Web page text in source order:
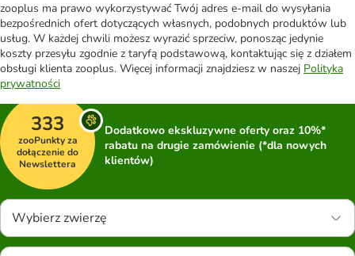
zooplus ma prawo wykorzystywać Twój adres e-mail do wysyłania
bezpośrednich ofert dotyczących własnych, podobnych produktów lub
usług. W każdej chwili możesz wyrazić sprzeciw, ponosząc jedynie
koszty przesyłu zgodnie z taryfą podstawową, kontaktując się z działem
obsługi klienta zooplus. Więcej informacji znajdziesz w naszej Polityka
prywatności
333
zooPunkty za
dołączenie do
Newslettera
Dodatkowo ekskluzywne oferty oraz 10%*
rabatu na drugie zamówienie (*dla nowych
klientów)
Wybierz zwierzę